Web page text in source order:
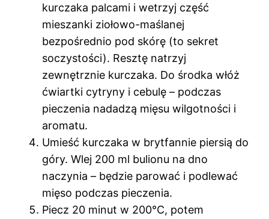
kurczaka palcami i wetrzyj część
mieszanki ziołowo-maślanej
bezpośrednio pod skórę (to sekret
soczystości). Resztę natrzyj
zewnętrznie kurczaka. Do środka włóż
ćwiartki cytryny i cebulę – podczas
pieczenia nadadzą mięsu wilgotności i
aromatu.
Umieść kurczaka w brytfannie piersią do
góry. Wlej 200 ml bulionu na dno
naczynia – będzie parować i podlewać
mięso podczas pieczenia.
Piecz 20 minut w 200°C, potem